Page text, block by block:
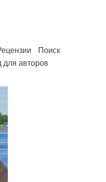
Поиск
для авторов